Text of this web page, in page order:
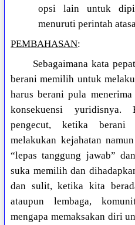
opsi lain untuk
menuruti perintah
PEMBAHASAN:
Sebagaimana kata
berani memilih untuk
harus berani pula
konsekuensi yuridisnya.
pengecut, ketika
melakukan kejahatan
“lepas tanggung jawab”
suka memilih dan
dan sulit, ketika kita
ataupun lembaga,
mengapa memaksakan diri